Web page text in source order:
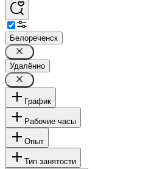
Белореченск
Удалённо
График
Рабочие часы
Опыт
Тип занятости